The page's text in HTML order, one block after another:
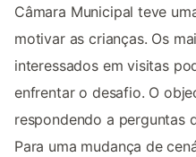
Câmara Municipal teve
motivar as crianças. Os
interessados em visitas
enfrentar o desafio. O
respondendo a perguntas
Para uma mudança de